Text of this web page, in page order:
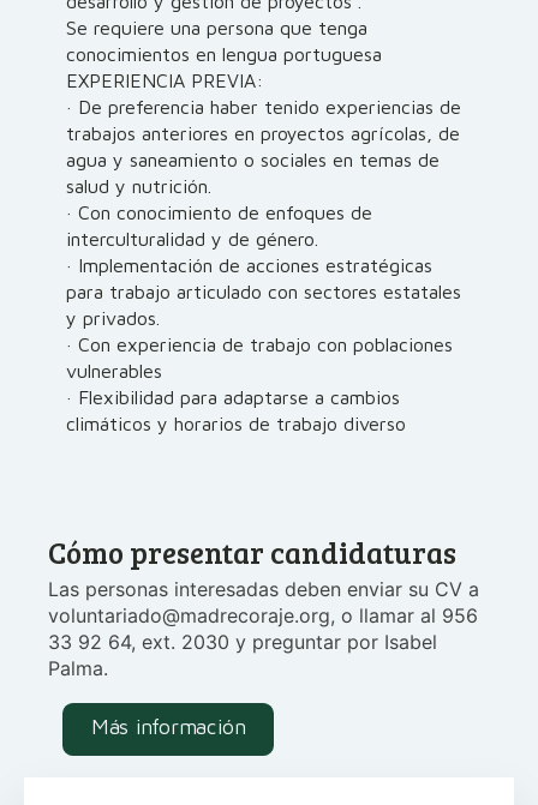
Se requiere una persona que tenga
conocimientos en lengua portuguesa
EXPERIENCIA PREVIA:
· De preferencia haber tenido experiencias de
trabajos anteriores en proyectos agrícolas, de
agua y saneamiento o sociales en temas de
salud y nutrición.
· Con conocimiento de enfoques de
interculturalidad y de género.
· Implementación de acciones estratégicas
para trabajo articulado con sectores estatales
y privados.
· Con experiencia de trabajo con poblaciones
vulnerables
· Flexibilidad para adaptarse a cambios
climáticos y horarios de trabajo diverso
Cómo presentar candidaturas
Las personas interesadas deben enviar su CV a
voluntariado@madrecoraje.org, o llamar al 956
33 92 64, ext. 2030 y preguntar por Isabel
Palma.
Más información